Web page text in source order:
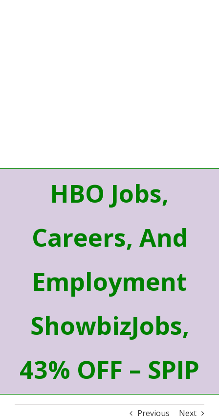
HBO Jobs,
Careers, And
Employment
ShowbizJobs,
43% OFF – SPIP
Previous Next